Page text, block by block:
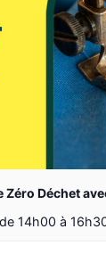
Déchet
14h00 à